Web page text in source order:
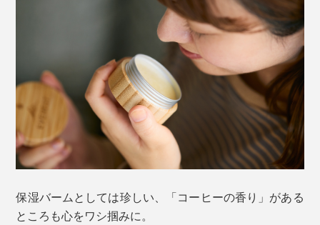
そのはじまりは、東京・渋谷にある人気コーヒーショッ
プ「STREAMER COFFEE COMPANY SHIBUYA」で。
「お店で大量に出るコーヒーかす、何かに再利用できな
いかな」
オーナーのひと言が、『EVEREST』代表・橋本達史さ
保湿バームとしては珍しい、「コーヒーの香り」がある
ところも心をワシ掴みに。